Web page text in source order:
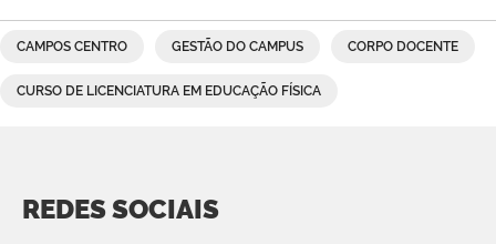
CAMPOS CENTRO GESTÃO DO CAMPUS CORPO DOCENTE
CURSO DE LICENCIATURA EM EDUCAÇÃO FÍSICA
REDES SOCIAIS